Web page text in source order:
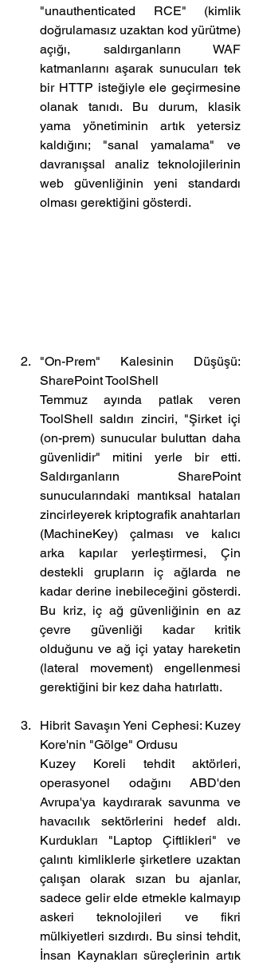
"unauthenticated RCE" (kimlik
doğrulamasız uzaktan kod yürütme)
açığı, saldırganların WAF
katmanlarını aşarak sunucuları tek
bir HTTP isteğiyle ele geçirmesine
olanak tanıdı. Bu durum, klasik
yama yönetiminin artık yetersiz
kaldığını; "sanal yamalama" ve
davranışsal analiz teknolojilerinin
web güvenliğinin yeni standardı
olması gerektiğini gösterdi.
"On-Prem" Kalesinin Düşüşü:
SharePoint ToolShell
Temmuz ayında patlak veren
ToolShell saldırı zinciri, "Şirket içi
(on-prem) sunucular buluttan daha
güvenlidir" mitini yerle bir etti.
Saldırganların SharePoint
sunucularındaki mantıksal hataları
zincirleyerek kriptografik anahtarları
(MachineKey) çalması ve kalıcı
arka kapılar yerleştirmesi, Çin
destekli grupların iç ağlarda ne
kadar derine inebileceğini gösterdi.
Bu kriz, iç ağ güvenliğinin en az
çevre güvenliği kadar kritik
olduğunu ve ağ içi yatay hareketin
(lateral movement) engellenmesi
gerektiğini bir kez daha hatırlattı.
Hibrit Savaşın Yeni Cephesi: Kuzey
Kore'nin "Gölge" Ordusu
Kuzey Koreli tehdit aktörleri,
operasyonel odağını ABD'den
Avrupa'ya kaydırarak savunma ve
havacılık sektörlerini hedef aldı.
Kurdukları "Laptop Çiftlikleri" ve
çalıntı kimliklerle şirketlere uzaktan
çalışan olarak sızan bu ajanlar,
sadece gelir elde etmekle kalmayıp
askeri teknolojileri ve fikri
mülkiyetleri sızdırdı. Bu sinsi tehdit,
İnsan Kaynakları süreçlerinin artık